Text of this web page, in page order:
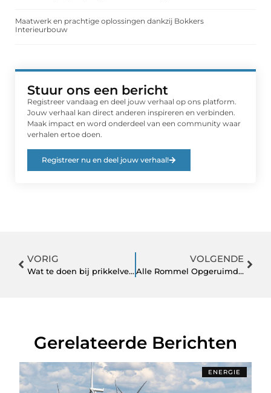
Maatwerk en prachtige oplossingen dankzij Bokkers
Interieurbouw
Stuur ons een bericht
Registreer vandaag en deel jouw verhaal op ons platform.
Jouw verhaal kan direct anderen inspireren en verbinden.
Maak impact en word onderdeel van een community waar
verhalen ertoe doen.
Registreer nu en deel jouw verhaal!
VORIG
Wat te doen bij prikkelverwerking problematiek?
VOLGENDE
Alle Rommel Opgeruimd: voor het ontruimen van woningen
Gerelateerde Berichten
ENERGIE